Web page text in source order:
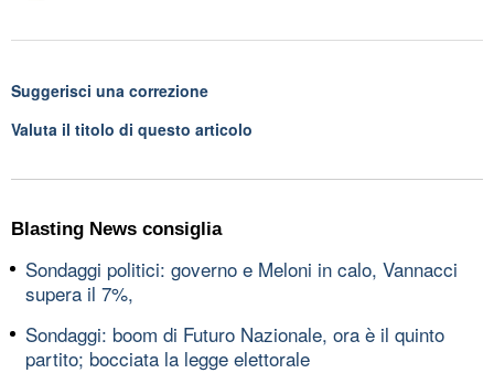
Suggerisci una correzione
Valuta il titolo di questo articolo
Blasting News consiglia
Sondaggi politici: governo e Meloni in calo, Vannacci
supera il 7%,
Sondaggi: boom di Futuro Nazionale, ora è il quinto
partito; bocciata la legge elettorale